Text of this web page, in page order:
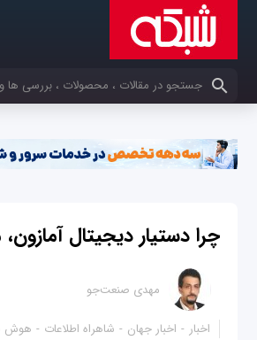
کلمات کلیدی خود را وارد کنید
چرا دستیار دیجیتال
مهدی صنعت‌جو
اخبار اخبار جهان شاهراه اطلاعات هوش